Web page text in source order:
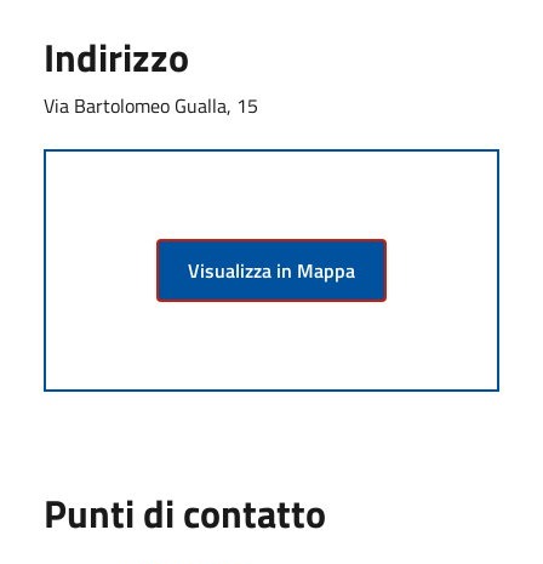
Indirizzo
Via Bartolomeo Gualla, 15
Visualizza in Mappa
Punti di contatto